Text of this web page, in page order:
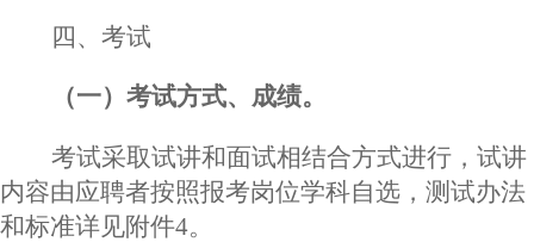
四、 考试
（一）考试方式、成绩。
考试采取试讲和面试相结合方式进行， 试讲
内容由应聘者按照报考岗位学科自选，测试办法
和标准详见附件4。